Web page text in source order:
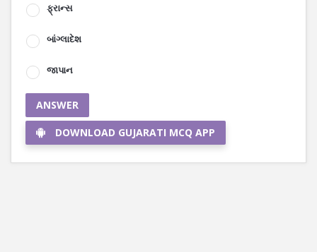
ફ્રાન્સ
બાંગ્લાદેશ
જાપાન
ANSWER
DOWNLOAD GUJARATI MCQ APP